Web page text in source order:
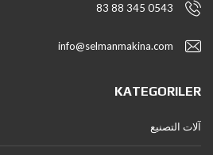
0543 345 88 83
info@selmanmakina.com
KATEGORILER
آلات التصنيع